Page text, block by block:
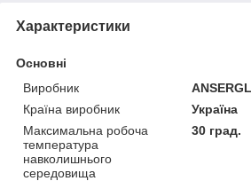
Характеристики
Основні
Виробник
Країна виробник
Україна
Максимальна робоча
температура
навколишнього
середовища
30 град.